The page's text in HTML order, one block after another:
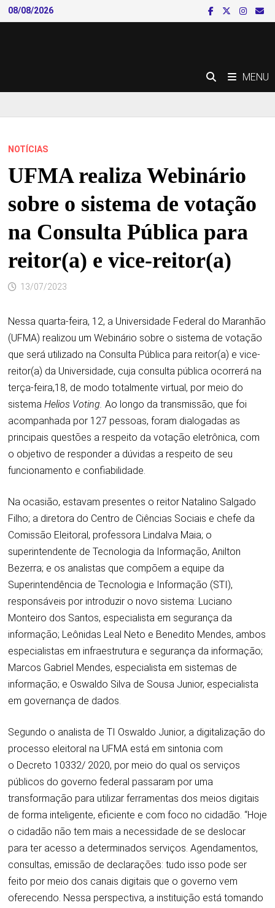
Skip
to
08/08/2026
MENU
NOTÍCIAS
UFMA realiza Webinário
sobre o sistema de votação
na Consulta Pública para
reitor(a) e vice-reitor(a)
13/07/2023
Nessa quarta-feira, 12, a Universidade Federal do Maranhão
(UFMA) realizou um Webinário sobre o sistema de votação
que será utilizado na Consulta Pública para reitor(a) e vice-
reitor(a) da Universidade, cuja consulta pública ocorrerá na
terça-feira,18, de modo totalmente virtual, por meio do
sistema Helios Voting. Ao longo da transmissão, que foi
acompanhada por 127 pessoas, foram dialogadas as
principais questões a respeito da votação eletrônica, com
o objetivo de responder a dúvidas a respeito de seu
funcionamento e confiabilidade.
Na ocasião, estavam presentes o reitor Natalino Salgado
Filho; a diretora do Centro de Ciências Sociais e chefe da
Comissão Eleitoral, professora Lindalva Maia; o
superintendente de Tecnologia da Informação, Anilton
Bezerra; e os analistas que compõem a equipe da
Superintendência de Tecnologia e Informação (STI),
responsáveis por introduzir o novo sistema: Luciano
Monteiro dos Santos, especialista em segurança da
informação; Leônidas Leal Neto e Benedito Mendes, ambos
especialistas em infraestrutura e segurança da informação;
Marcos Gabriel Mendes, especialista em sistemas de
informação; e Oswaldo Silva de Sousa Junior, especialista
em governança de dados.
Segundo o analista de TI Oswaldo Junior, a digitalização do
processo eleitoral na UFMA está em sintonia com
o Decreto 10332/ 2020, por meio do qual os serviços
públicos do governo federal passaram por uma
transformação para utilizar ferramentas dos meios digitais
de forma inteligente, eficiente e com foco no cidadão. “Hoje
o cidadão não tem mais a necessidade de se deslocar
para ter acesso a determinados serviços. Agendamentos,
consultas, emissão de declarações: tudo isso pode ser
feito por meio dos canais digitais que o governo vem
oferecendo. Nessa perspectiva, a instituição está tomando